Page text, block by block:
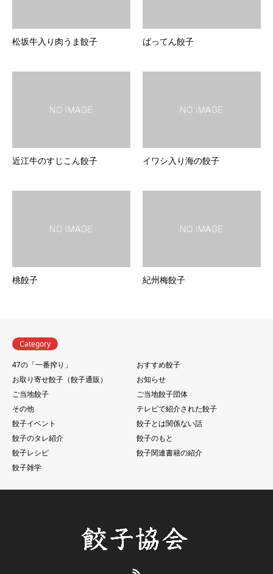
松坂牛入り肉うま餃子 ばってん餃子
近江牛のすじこん餃子 イワシ入り海の餃子
桃餃子 紀州梅餃子
Category
47の「一番搾り」
おすすめ餃子
お取り寄せ餃子（餃子通販）
お知らせ
ご当地餃子
ご当地餃子団体
その他
テレビで紹介された餃子
餃子イベント
餃子とは関係ない話
餃子のタレ紹介
餃子のもと
餃子レシピ
餃子関連書籍の紹介
餃子雑学